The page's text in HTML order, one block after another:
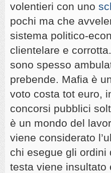
volentieri con uno
pochi ma che
sistema politico-
clientelare e
sono spesso
prebende. Mafia è
voto costa tot euro,
concorsi pubblici
è un mondo del
viene considerato
chi esegue gli ordini
testa viene insultato